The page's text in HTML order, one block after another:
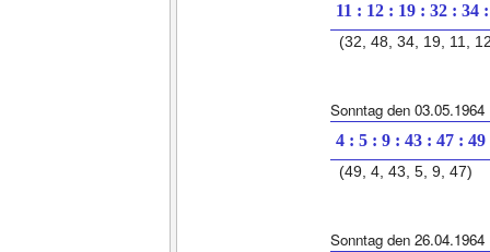
11 : 12 : 19 : 32 : 34
(32, 48, 34, 19, 11,
Sonntag den 03.05.1964
4 : 5 : 9 : 43 : 47 : 49
(49, 4, 43, 5, 9, 47)
Sonntag den 26.04.1964